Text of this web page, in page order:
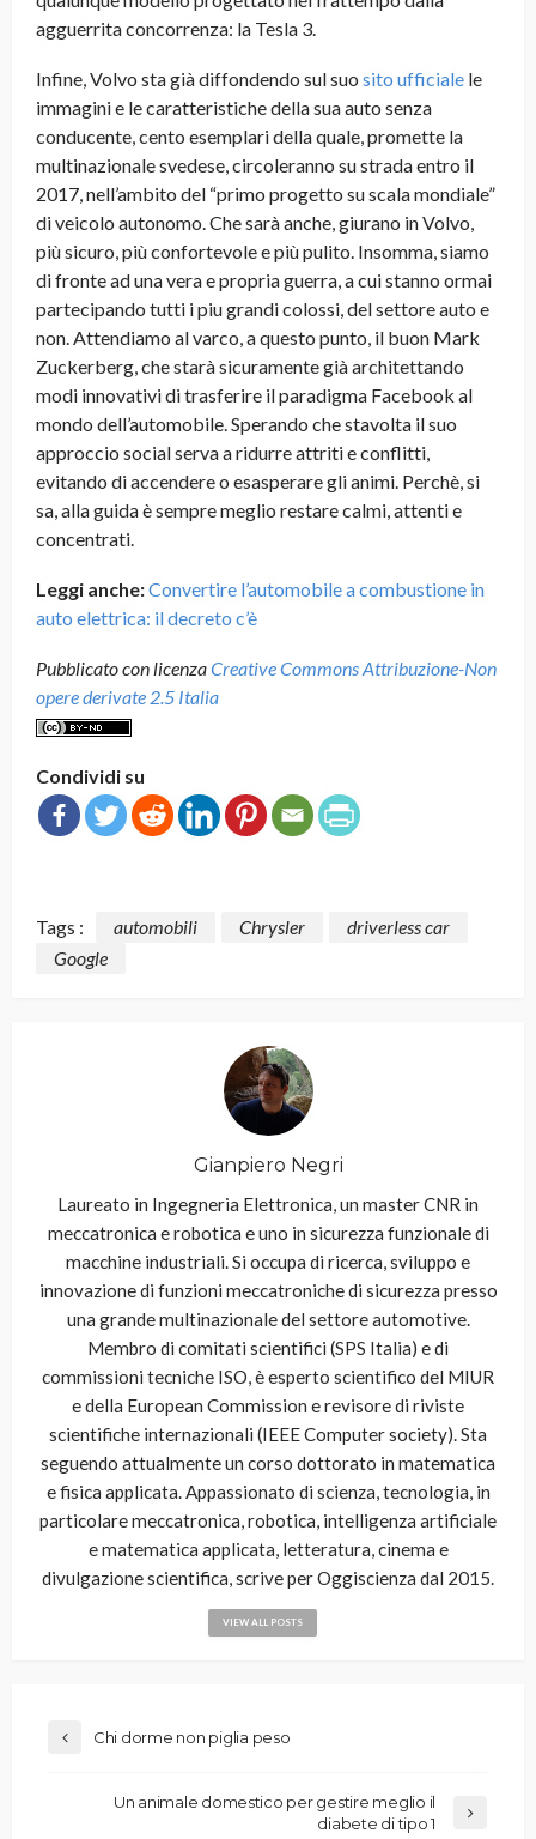
agguerrita concorrenza: la Tesla 3.
Infine, Volvo sta già diffondendo sul suo sito ufficiale le
immagini e le caratteristiche della sua auto senza
conducente, cento esemplari della quale, promette la
multinazionale svedese, circoleranno su strada entro il
2017, nell’ambito del “primo progetto su scala mondiale”
di veicolo autonomo. Che sarà anche, giurano in Volvo,
più sicuro, più confortevole e più pulito. Insomma, siamo
di fronte ad una vera e propria guerra, a cui stanno ormai
partecipando tutti i piu grandi colossi, del settore auto e
non. Attendiamo al varco, a questo punto, il buon Mark
Zuckerberg, che starà sicuramente già architettando
modi innovativi di trasferire il paradigma Facebook al
mondo dell’automobile. Sperando che stavolta il suo
approccio social serva a ridurre attriti e conflitti,
evitando di accendere o esasperare gli animi. Perchè, si
sa, alla guida è sempre meglio restare calmi, attenti e
concentrati.
Leggi anche:Convertire l’automobile a combustione in
auto elettrica: il decreto c’è
Pubblicato con licenzaCreative Commons Attribuzione-Non
opere derivate 2.5 Italia
Condividi su
Tags : automobili Chrysler
driverless car
Google
Gianpiero Negri
Laureato in Ingegneria Elettronica, un master CNR in
meccatronica e robotica e uno in sicurezza funzionale di
macchine industriali. Si occupa di ricerca, sviluppo e
innovazione di funzioni meccatroniche di sicurezza presso
una grande multinazionale del settore automotive.
Membro di comitati scientifici (SPS Italia) e di
commissioni tecniche ISO, è esperto scientifico del MIUR
e della European Commission e revisore di riviste
scientifiche internazionali (IEEE Computer society). Sta
seguendo attualmente un corso dottorato in matematica
e fisica applicata. Appassionato di scienza, tecnologia, in
particolare meccatronica, robotica, intelligenza artificiale
e matematica applicata, letteratura, cinema e
divulgazione scientifica, scrive per Oggiscienza dal 2015.
VIEW ALL POSTS
Chi dorme non piglia peso
Un animale domestico per gestire meglio il
diabete di tipo 1